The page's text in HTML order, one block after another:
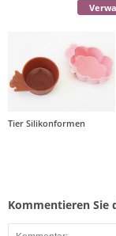
Tier Silikonformen
Kommentieren Sie